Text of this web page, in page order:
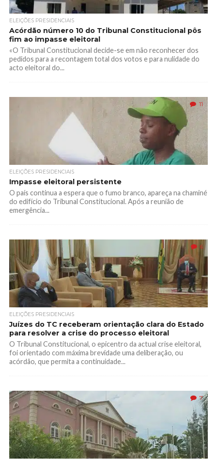
ELEIÇÕES PRESIDENCIAIS
Acórdão número 10 do Tribunal Constitucional pôs
fim ao impasse eleitoral
«O Tribunal Constitucional decide-se em não reconhecer dos
pedidos para a recontagem total dos votos e para nulidade do
acto eleitoral do...
11
ELEIÇÕES PRESIDENCIAIS
Impasse eleitoral persistente
O país continua a espera que o fumo branco, apareça na chaminé
do edifício do Tribunal Constitucional. Após a reunião de
emergência...
6
ELEIÇÕES PRESIDENCIAIS
Juízes do TC receberam orientação clara do Estado
para resolver a crise do processo eleitoral
O Tribunal Constitucional, o epicentro da actual crise eleitoral,
foi orientado com máxima brevidade uma deliberação, ou
acórdão, que permita a continuidade...
7